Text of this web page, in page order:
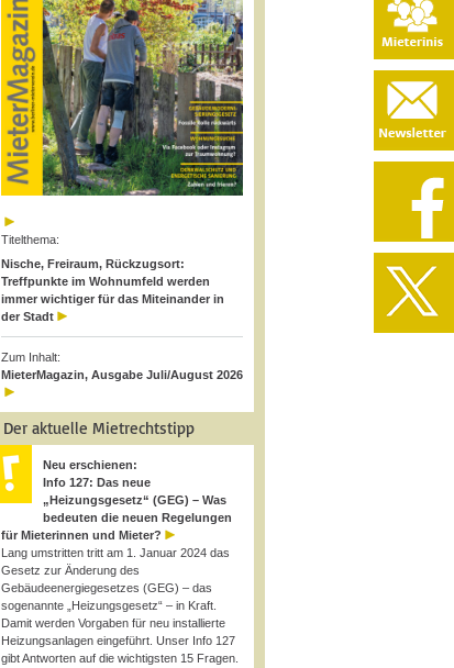
Titelthema:
Nische, Freiraum, Rückzugsort:
Treffpunkte im Wohnumfeld werden
immer wichtiger für das Miteinander in
der Stadt
Zum Inhalt:
MieterMagazin, Ausgabe Juli/August 2026
Der aktuelle Mietrechtstipp
Neu erschienen:
Info 127: Das neue
„Heizungsgesetz“ (GEG) – Was
bedeuten die neuen Regelungen
für Mieterinnen und Mieter?
Lang umstritten tritt am 1. Januar 2024 das
Gesetz zur Änderung des
Gebäudeenergiegesetzes (GEG) – das
sogenannte „Heizungsgesetz“ – in Kraft.
Damit werden Vorgaben für neu installierte
Heizungsanlagen eingeführt. Unser Info 127
gibt Antworten auf die wichtigsten 15 Fragen.